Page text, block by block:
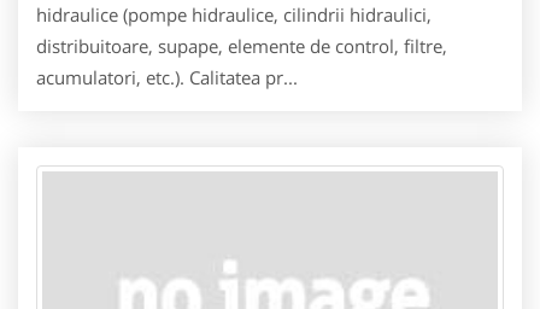
hidraulice (pompe hidraulice, cilindrii hidraulici,
distribuitoare, supape, elemente de control, filtre,
acumulatori, etc.). Calitatea pr...